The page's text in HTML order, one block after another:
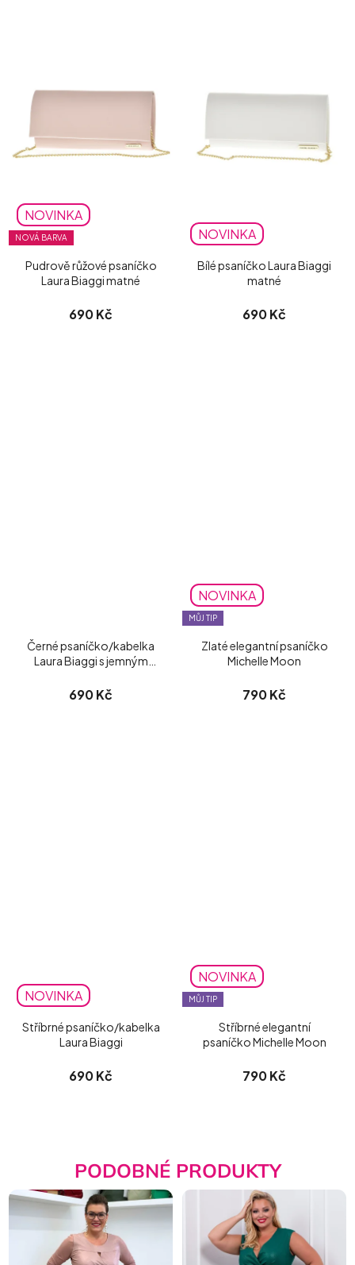
NOVINKA
NOVÁ BARVA
Pudrově růžové psaníčko
Laura Biaggi matné
690 Kč
NOVINKA
Bílé psaníčko Laura Biaggi
matné
690 Kč
Černé psaníčko/kabelka
Laura Biaggi s jemným
690 Kč
NOVINKA
MŮJ TIP
Zlaté elegantní psaníčko
Michelle Moon
790 Kč
NOVINKA
Stříbrné psaníčko/kabelka
Laura Biaggi
690 Kč
NOVINKA
MŮJ TIP
Stříbrné elegantní
psaníčko Michelle Moon
790 Kč
PODOBNÉ PRODUKTY